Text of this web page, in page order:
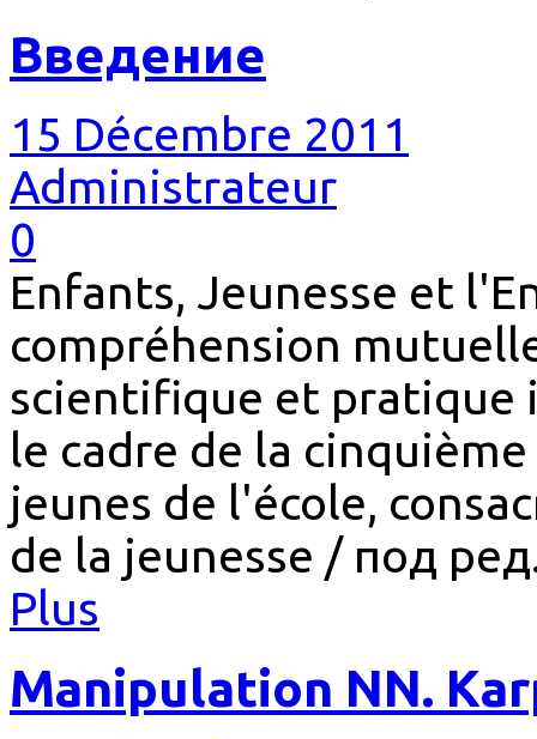
Введение
15 Décembre 2011
Administrateur
0
Enfants, Jeunesse et
compréhension
scientifique et pratique
le cadre de la
jeunes de l'école,
de la jeunesse / под
Plus
Manipulation NN.